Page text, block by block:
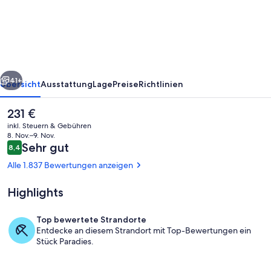
Weiter
41+
ÜbersichtAusstattungLagePreiseRichtlinien
Der
aktuelle
Preis
beträgt
231 €.
231 €
inkl. Steuern & Gebühren
8. Nov.–9. Nov.
Bewertungen
8,48,4 von 10.
Sehr gut
Alle 1.837 Bewertungen anzeigen
Highlights
Top bewertete Strandorte
Entdecke an diesem Strandort mit Top-Bewertungen ein
Stück Paradies.